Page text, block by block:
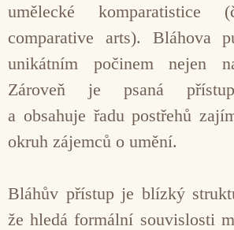
umělecké komparatistice
comparative arts). Bláhova
unikátním počinem nejen
Zároveň je psaná
a obsahuje řadu postřehů
okruh zájemců o umění.
Bláhův přístup je blízký
že hledá formální souvislosti